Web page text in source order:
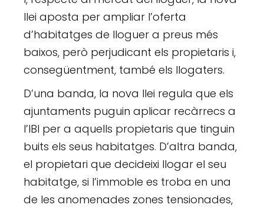
llei aposta per ampliar l’oferta
d’habitatges de lloguer a preus més
baixos, però perjudicant els propietaris i,
consegüentment, també els llogaters.
D’una banda, la nova llei regula que els
ajuntaments puguin aplicar recàrrecs a
l’IBI per a aquells propietaris que tinguin
buits els seus habitatges. D’altra banda,
el propietari que decideixi llogar el seu
habitatge, si l’immoble es troba en una
de les anomenades zones tensionades,